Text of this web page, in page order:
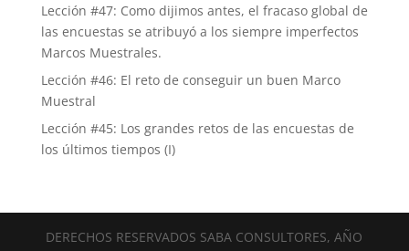
Lección #47: Como dijimos antes, el fracaso global de
las encuestas se atribuyó a los siempre imperfectos
Marcos Muestrales.
Lección #46: El reto de conseguir un buen Marco
Muestral
Lección #45: Los grandes retos de las encuestas de
los últimos tiempos (I)
DERECHOS RESERVADOS SABA CONSULTORES, AÑO